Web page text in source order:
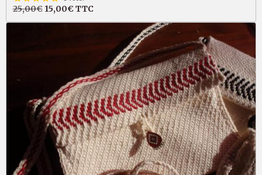
25,00€ 15,00€ TTC